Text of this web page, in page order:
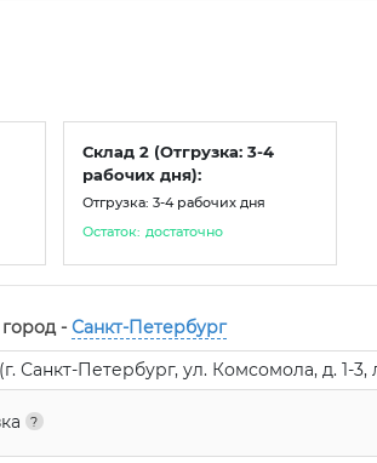
Склад 2 (Отгрузка: 3-4
рабочих дня):
Отгрузка: 3-4 рабочих дня
Остаток: достаточно
- Санкт-Петербург
Санкт-Петербург, ул. Комсомола, д. 1-3,